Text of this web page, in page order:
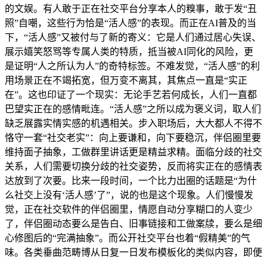
的文娱。有人敢于正在社交平台分享本人的糗事，敢于发“丑
照”自嘲，这些行为恰是“活人感”的表现。而正在AI普及的当
下，“活人感”又被付与了新的寄义：它是人们通过居心失误、
展示嬉笑怒骂等专属人类的特质，抵当被AI同化的风险，更
是证明“人之所认为人”的奇特标签。不难发觉，“活人感”的利
用场景正在不竭拓宽，但万变不离其，其焦点一直是“实正
在”。这也印证了一个现实：无论手艺若何成长，人们一直都
巴望实正在的感情毗连。“活人感”之所以成为褒义词，取人们
缺乏展露实情实感的机遇相关。步入职场后，大大都人不得不
恪守一套“社交老实”：向上要谦和，向下要稳沉，伴侣圈里要
维持面子抽象，工做群里讲话更是精益求精。面临分歧的社交
关系，人们需要切换分歧的社交姿势，反而将实正在的感情表
达放到了次要。比来一段时间，一个比力出圈的话题是“为什
么社交上没有‘活人感’了”，说的也是这个现象。人们慢慢发
觉，正在社交软件的伴侣圈里，情愿自动分享糊口的人变少
了，伴侣圈动态要么是告白、旧事链接和工做案牍，要么是细
心修图后的“完满抽象”。而公开社交平台也着“假精美”的气
味。各类垂曲范畴博从日复一日发布模板化的类似内容，即便